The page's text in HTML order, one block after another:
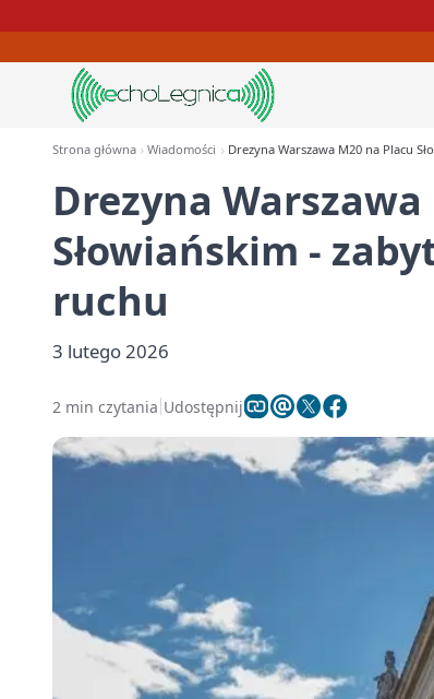
Strona główna Wiadomości Drezyna Warszawa M20 na Placu
Drezyna
Słowiańskim -
ruchu
3 lutego 2026
2 min czytania Udostępnij